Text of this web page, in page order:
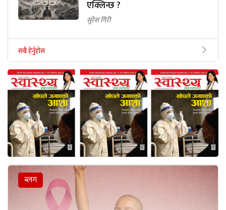
एक्लिन्छ ?
सुरेश गिरी
सबै हेर्नुहोस
ब्लग